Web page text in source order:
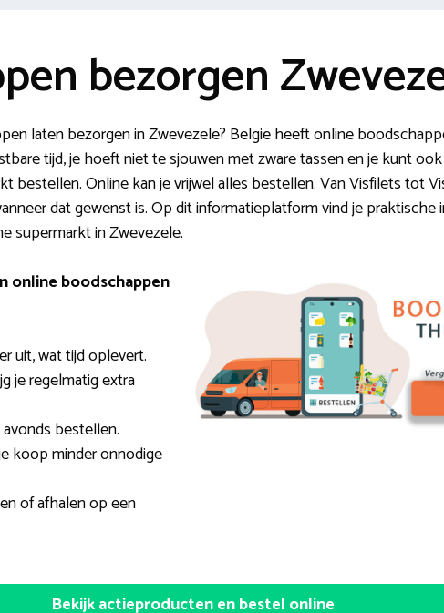
bezorgen
laten bezorgen in Zwevezele? België heeft online
tijd, je hoeft niet te sjouwen met zware tassen en je kunt
bestellen. Online kan je vrijwel alles bestellen. Van Visfilets tot
dat gewenst is. Op dit informatieplatform vind je
supermarkt in Zwevezele.
online boodschappen
uit, wat tijd oplevert.
je regelmatig extra
bestellen.
koop minder onnodige
of afhalen op een
Bekijk actieproducten en bestel online